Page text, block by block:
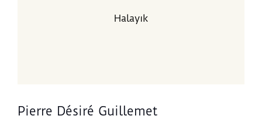
Halayık
Pierre Désiré Guillemet